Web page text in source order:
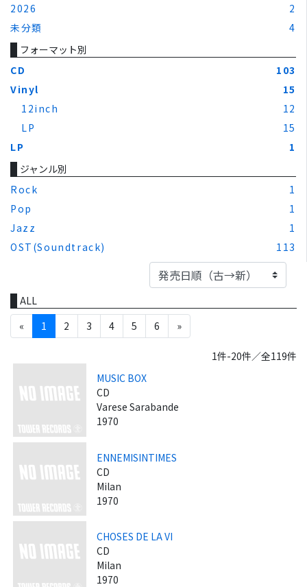
2026
2
未分類
4
フォーマット別
CD
103
Vinyl
15
12inch
12
LP
15
LP
1
ジャンル別
Rock
1
Pop
1
Jazz
1
OST(Soundtrack)
113
ALL
«
1 2 3 4 5 6 »
1件-20件／全119件
MUSIC BOX
CD
Varese Sarabande
1970
ENNEMISINTIMES
CD
Milan
1970
CHOSES DE LA VI
CD
Milan
1970